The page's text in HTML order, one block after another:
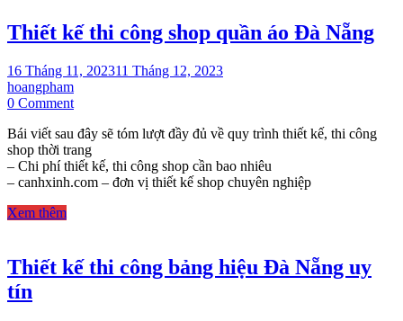
Thiết kế thi công shop quần áo Đà Nẵng
16 Tháng 11, 202311 Tháng 12, 2023
hoangpham
0 Commenton
kế
thi
công
shop
Bái viết sau đây sẽ tóm lượt đầy đủ về quy trình thiết kế, thi công
shop thời trang
– Chi phí thiết kế, thi công shop cần bao nhiêu
– canhxinh.com – đơn vị thiết kế shop chuyên nghiệp
Xem thêm
Thiết kế thi công bảng hiệu Đà Nẵng uy
tín